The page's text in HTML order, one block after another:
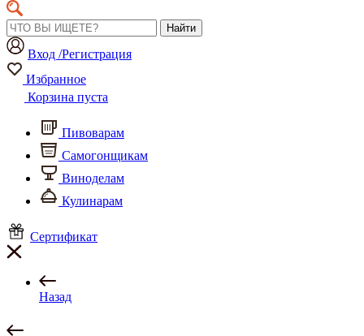
Найти
Вход /Регистрация
Избранное
Корзина пуста
Пивоварам
Самогонщикам
Виноделам
Кулинарам
Сертификат
Назад